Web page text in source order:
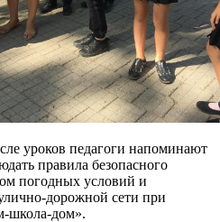
уроков педагоги напоминают
правила безопасного
погодных условий и
дорожной сети при
школа-дом».